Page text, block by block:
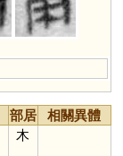
部居
相關異體
木